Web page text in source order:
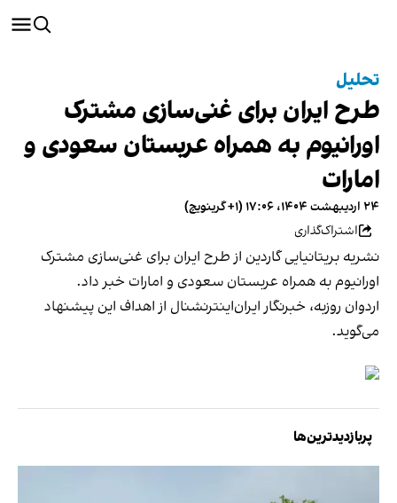
تحلیل
طرح ایران برای غنی‌سازی مشترک
اورانیوم به همراه عربستان سعودی و
امارات
۲۴ اردیبهشت ۱۴۰۴، ۱۷:۰۶ (‎+۱ گرینویچ)
اشتراک‌گذاری
نشریه بریتانیایی گاردین از طرح ایران برای غنی‌سازی مشترک
اورانیوم به همراه عربستان سعودی و امارات خبر داد.
اردوان روزبه، خبرنگار ایران‌اینترنشنال از اهداف این پیشنهاد
می‌گوید.
پربازدیدترین‌ها